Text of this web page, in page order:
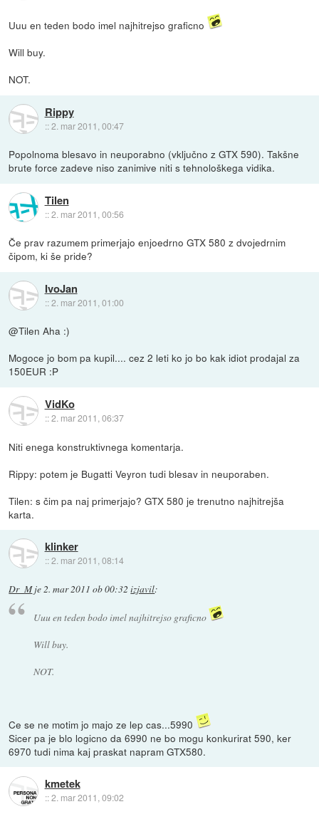
Uuu en teden bodo imel najhitrejso graficno
Will buy.
NOT.
Rippy
::2. mar 2011, 00:47
Popolnoma blesavo in neuporabno (vključno z GTX 590). Takšne
brute force zadeve niso zanimive niti s tehnološkega vidika.
Tilen
::2. mar 2011, 00:56
Če prav razumem primerjajo enjoedrno GTX 580 z dvojedrnim
čipom, ki še pride?
IvoJan
::2. mar 2011, 01:00
@Tilen Aha :)
Mogoce jo bom pa kupil.... cez 2 leti ko jo bo kak idiot prodajal za
150EUR :P
VidKo
::2. mar 2011, 06:37
Niti enega konstruktivnega komentarja.
Rippy: potem je Bugatti Veyron tudi blesav in neuporaben.
Tilen: s čim pa naj primerjajo? GTX 580 je trenutno najhitrejša
karta.
klinker
::2. mar 2011, 08:14
Dr_Mje 2. mar 2011 ob 00:32 izjavil:
Uuu en teden bodo imel najhitrejso graficno
Will buy.
NOT.
Ce se ne motim jo majo ze lep cas...5990
Sicer pa je blo logicno da 6990 ne bo mogu konkurirat 590, ker
6970 tudi nima kaj praskat napram GTX580.
kmetek
::2. mar 2011, 09:02